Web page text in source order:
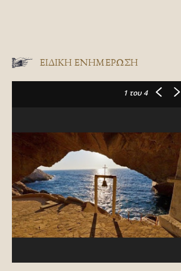
ΕΙΔΙΚΉ ΕΝΗΜΈΡΩΣΗ
1 του 4